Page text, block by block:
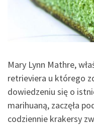
Mary Lynn Mathre,
retrieviera u którego
dowiedzeniu się o
marihuaną, zaczęła
codziennie krakersy